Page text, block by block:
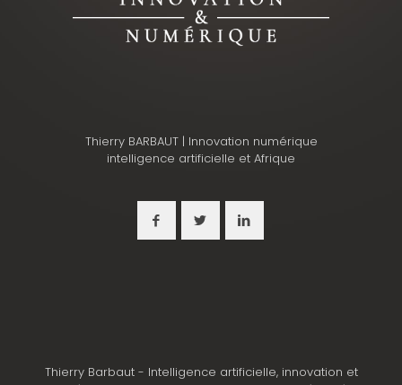
Thierry BARBAUT | Innovation numérique
intelligence artificielle et Afrique
Thierry Barbaut - Intelligence artificielle, innovation et